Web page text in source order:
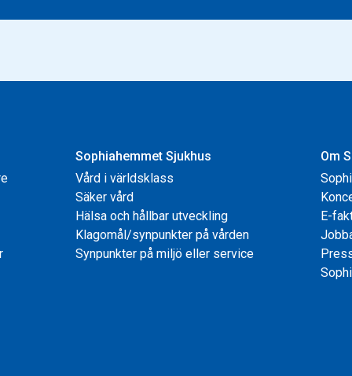
Sophiahemmet Sjukhus
Vård i världsklass
Säker vård
Hälsa och hållbar utveckling
Klagomål/synpunkter på vården
Synpunkter på miljö eller service
Om
E-